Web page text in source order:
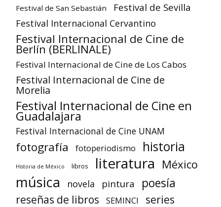
Festival de San Sebastián Festival de Sevilla
Festival Internacional Cervantino
Festival Internacional de Cine de
Berlín (BERLINALE)
Festival Internacional de Cine de Los Cabos
Festival Internacional de Cine de
Morelia
Festival Internacional de Cine en
Guadalajara
Festival Internacional de Cine UNAM
fotografía fotoperiodismo historia
Historia de México libros literatura México
música novela pintura poesía
reseñas de libros SEMINCI series